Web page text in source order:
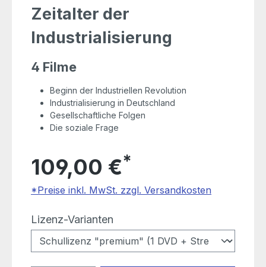
Zeitalter der
Industrialisierung
4 Filme
Beginn der Industriellen Revolution
Industrialisierung in Deutschland
Gesellschaftliche Folgen
Die soziale Frage
109,00 €*
*Preise inkl. MwSt. zzgl. Versandkosten
Lizenz-Varianten